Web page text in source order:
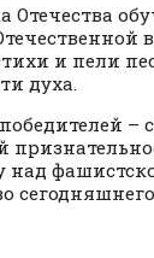
Отечества
и пели
духа.
–
над